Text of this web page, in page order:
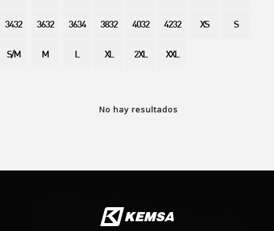
No hay resultados
3432 3632 3634 3832 4032 4232 XS S
S/M M L XL 2XL XXL